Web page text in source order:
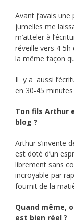
Avant j’avais
jumelles me
m’atteler à
réveille vers 4-
la même façon
Il y a aussi
en 30-45
Ton fils Arthur
blog ?
Arthur s’invente
est doté d’un
librement sans
incroyable par
fournit de la
Quand même,
est bien réel ?